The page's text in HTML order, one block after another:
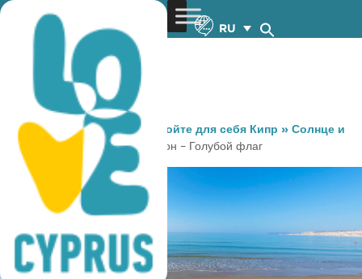
RU
You are here: Home »Откройте для себя Кипр » Солнце и
Море
Пляжи »Пляж Курион – Голубой флаг